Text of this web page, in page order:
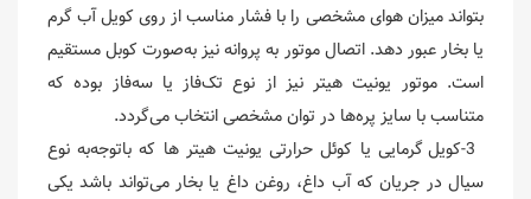
بتواند میزان هوای مشخصی را با فشار مناسب از روی کویل آب گرم
یا بخار عبور دهد. اتصال موتور به پروانه نیز به‌صورت کوبل مستقیم
است. موتور یونیت هیتر نیز از نوع تک‌فاز یا سه‌فاز بوده که
متناسب با سایز پره‌ها در توان مشخصی انتخاب می‌گردد.
3-کویل گرمایی یا کوئل حرارتی یونیت هیتر ها که باتوجه‌به نوع
سیال در جریان که آب داغ، روغن داغ یا بخار می‌تواند باشد یکی